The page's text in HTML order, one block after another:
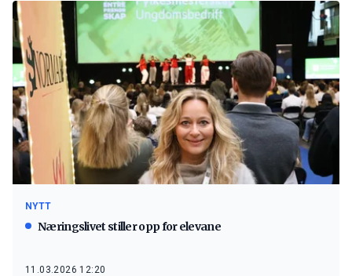
NYTT
Næringslivet stiller opp for elevane
11.03.2026 12:20